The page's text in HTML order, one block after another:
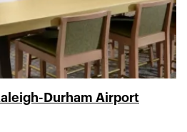
Durham Airport